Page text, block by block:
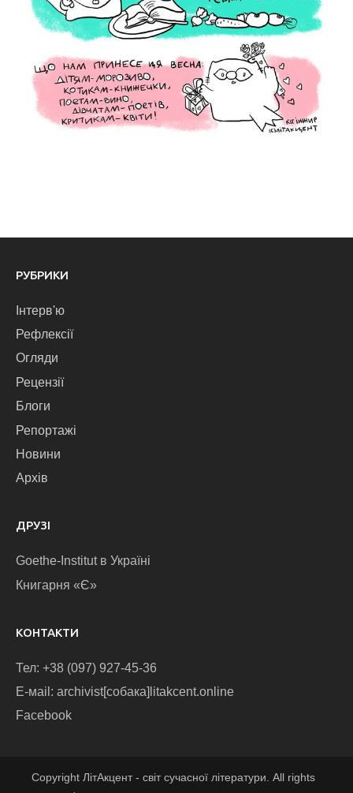
РУБРИКИ
Інтерв'ю
Рефлексії
Огляди
Рецензії
Блоги
Репортажі
Новини
Архів
ДРУЗІ
Goethe-Institut в Україні
Книгарня «Є»
КОНТАКТИ
Тел: +38 (097) 927-45-36
E-маіl: archivist[собака]litakcent.online
Facebook
Copyright ЛітАкцент - світ сучасної літератури. All rights